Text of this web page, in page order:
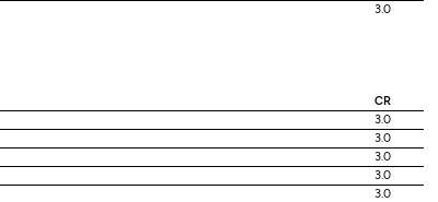
3.0
CR
3.0
3.0
3.0
3.0
3.0